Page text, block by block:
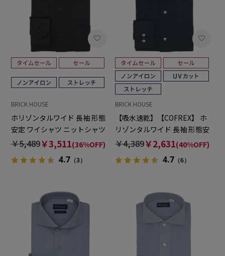
BRICK HOUSE
ホリゾンタルワイド 長袖 形態
安定 ワイシャツ ニットシャツ
ストレッチ （使用素材：東レ
FIELDSENSOR(R)秒乾(R)）
￥5,489￥3,511(36%OFF)
4.7（3）
BRICK HOUSE
【吸水速乾】【COFREX】 ホ
リゾンタルワイド 長袖 形態安
定 ワイシャツ
￥4,389￥2,631(40%OFF)
4.7 （6）